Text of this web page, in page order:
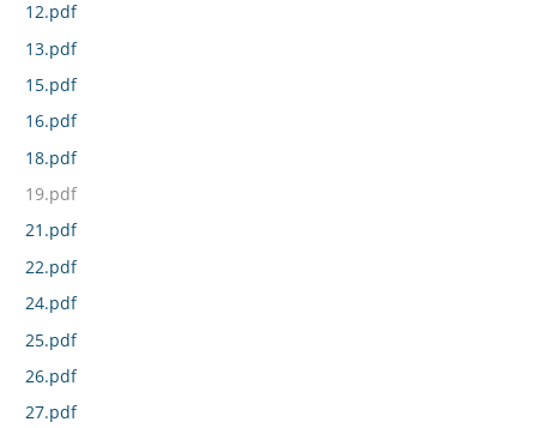
12.pdf
13.pdf
15.pdf
16.pdf
18.pdf
19.pdf
21.pdf
22.pdf
24.pdf
25.pdf
26.pdf
27.pdf